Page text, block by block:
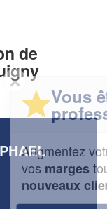
de
?
d'affaireset
de